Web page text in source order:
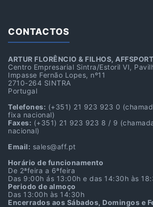
CONTACTOS
ARTUR FLORÊNCIO & FILHOS,
Centro Empresarial Sintra/Estoril VI,
Impasse Fernão Lopes, nº11
2710-264 SINTRA
Portugal
Telefones: (+351) 21 923 923 0
fixa nacional)
Faxes: (+351) 21 923 923 8 / 9
nacional)
Email: sales@aff.pt
Horário de funcionamento
De 2ªfeira a 6ªfeira
Das 9:00h ás 13:00h e das 14:30h às
Periodo de almoço
Das 13:00h às 14:30h
Encerrados aos Sábados, Domingos e